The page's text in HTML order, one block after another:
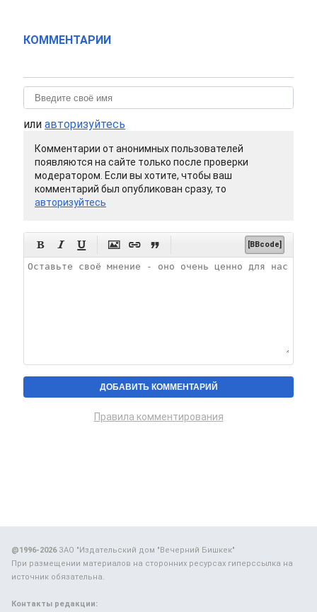
КОММЕНТАРИИ
или авторизуйтесь
Комментарии от анонимных пользователей
появляются на сайте только после проверки
модератором. Если вы хотите, чтобы ваш
комментарий был опубликован сразу, то
авторизуйтесь
      [BBcode]
Правила комментирования
@1996-2026ЗАО "Издательский дом "Вечерний Бишкек"
При размещении материалов на сторонних ресурсах гиперссылка на
источник обязательна.
Контакты редакции: